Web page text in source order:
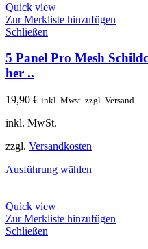
Quick view
Zur Merkliste hinzufügen
Schließen
5 Panel Pro Mesh
her ..
19,90 € inkl. Mwst. zzgl. Versand
inkl. MwSt.
zzgl. Versandkosten
Ausführung wählen
Quick view
Zur Merkliste hinzufügen
Schließen